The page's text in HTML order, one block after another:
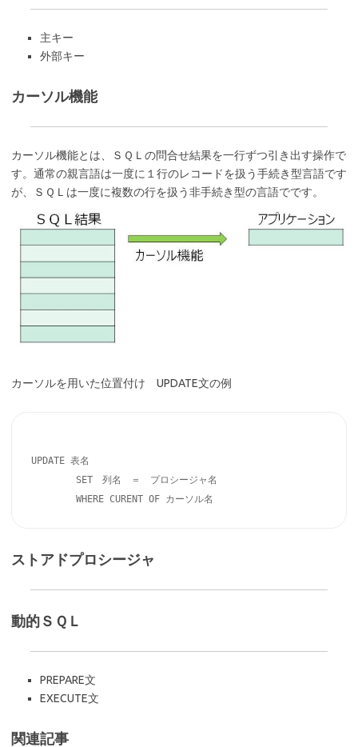
主キー
外部キー
カーソル機能
カーソル機能とは、ＳＱＬの問合せ結果を一行ずつ引き出す操作で
す。通常の親言語は一度に１行のレコードを扱う手続き型言語です
が、ＳＱＬは一度に複数の行を扱う非手続き型の言語でです。
カーソルを用いた位置付け UPDATE文の例
UPDATE 表名
ストアドプロシージャ
動的ＳＱＬ
PREPARE文
EXECUTE文
関連記事